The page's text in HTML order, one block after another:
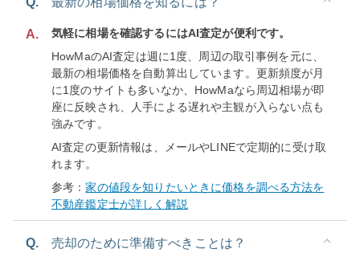
A.
気軽に相場を確認するにはAI査定が便利です。
HowMaのAI査定は週に1度、周辺の取引事例を元に、
最新の相場価格を自動算出しています。更新頻度が月
に1度のサイトも多いなか、HowMaなら周辺相場が即
座に反映され、人手による遅れや主観が入らない点も
強みです。
AI査定の更新情報は、メールやLINEで定期的に受け取
れます。
参考：家の値段を知りたいときに価格を調べる方法を
不動産鑑定士が詳しく解説
Q. 売却のために準備すべきことは？